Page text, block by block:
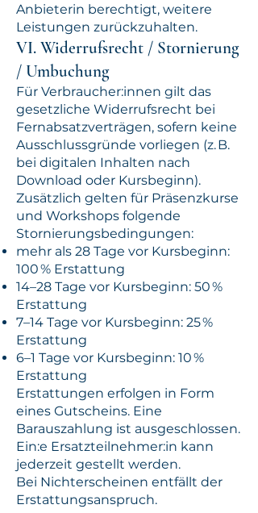
Anbieterin berechtigt, weitere
Leistungen zurückzuhalten.
VI. Widerrufsrecht / Stornierung
/ Umbuchung
Für Verbraucher:innen gilt das
gesetzliche Widerrufsrecht bei
Fernabsatzverträgen, sofern keine
Ausschlussgründe vorliegen (z. B.
bei digitalen Inhalten nach
Download oder Kursbeginn).
Zusätzlich gelten für Präsenzkurse
und Workshops folgende
Stornierungsbedingungen:
mehr als 28 Tage vor Kursbeginn:
100 % Erstattung
14–28 Tage vor Kursbeginn: 50 %
Erstattung
7–14 Tage vor Kursbeginn: 25 %
Erstattung
6–1 Tage vor Kursbeginn: 10 %
Erstattung
Erstattungen erfolgen in Form
eines Gutscheins. Eine
Barauszahlung ist ausgeschlossen.
Ein:e Ersatzteilnehmer:in kann
jederzeit gestellt werden.
Bei Nichterscheinen entfällt der
Erstattungsanspruch.